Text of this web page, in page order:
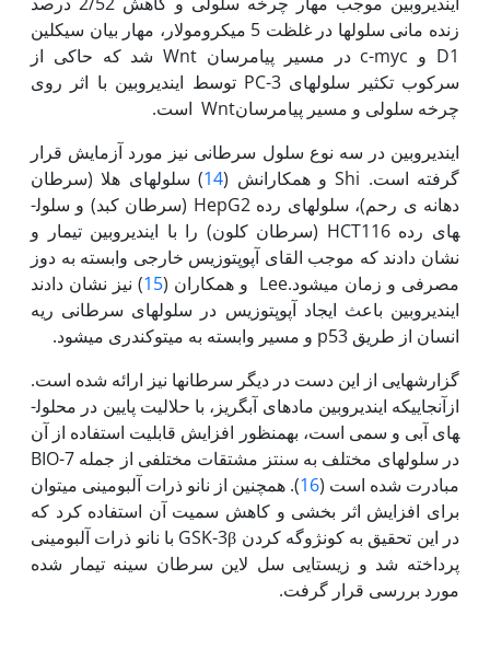
زنده مانی سلول­ها در غلظت 5 میکرومولار، مهار بیان سیکلین
D1 و c-myc در مسیر پیام­رسان Wnt شد که حاکی از
سرکوب تکثیر سلول­های PC-3 توسط ایندیروبین با اثر روی
چرخه سلولی و مسیر پیام‫رسانWnt است.
ایندیروبین در سه نوع سلول سرطانی نیز مورد آزمایش قرار
گرفته است. Shi و همکارانش (
14) سلول­های هلا (سرطان
دهانه ی رحم)، سلول­های رده HepG2 (سرطان کبد) و سلول­
های رده HCT116 (سرطان کلون) را با ایندیروبین تیمار و
نشان دادند که موجب القای آپوپتوزیس خارجی وابسته به دوز
مصرفی و زمان می­شود.Lee و همکاران (
15) نیز نشان دادند
ایندیروبین باعث ایجاد آپوپتوزیس در سلول­های سرطانی ریه
انسان از طریق p53 و مسیر وابسته به میتوکندری می­شود.
گزارش‫هایی از این دست در دیگر سرطان­ها نیز ارائه شده است.
ازآنجایی‏که ایندیروبین مادهای آبگریز، با حلالیت پایین در محلول­
های آبی و سمی است، بهمنظور افزایش قابلیت استفاده از آن
در سلول­های مختلف به سنتز مشتقات مختلفی از جمله 7-BIO
مبادرت شده است (16
). همچنین از نانو ذرات آلبومینی می‫توان
برای افزایش اثر بخشی و کاهش سمیت آن استفاده کرد که
در این تحقیق به کونژوگه کردن GSK-3β با نانو ذرات آلبومینی
پرداخته شد و زیستایی سل لاین سرطان سینه تیمار شده
مورد بررسی قرار گرفت.